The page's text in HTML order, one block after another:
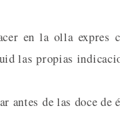
en la olla
las propias
antes de las doce de